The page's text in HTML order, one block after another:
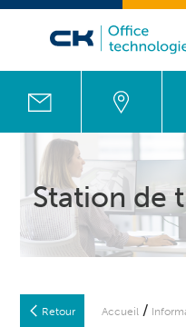
Station de
Retour Accueil /